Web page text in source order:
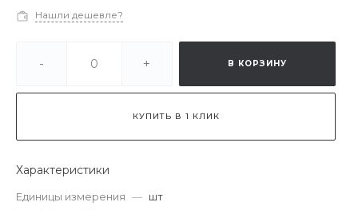
Нашли дешевле?
- + В КОРЗИНУ
КУПИТЬ В 1 КЛИК
Характеристики
Единицы измерения — шт